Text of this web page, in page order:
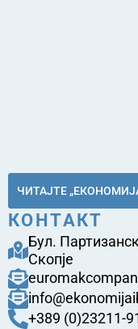
ЧИТАЈТЕ
КОНТАКТ
Бул.
Скопје
+389 (0)23211-